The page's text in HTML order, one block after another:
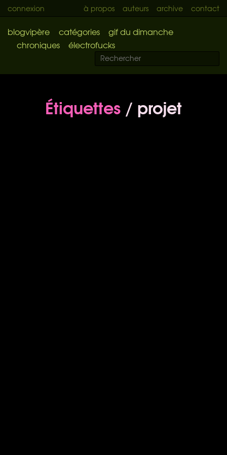
connexion à propos auteurs archive contact
blogvipère catégories
gif du dimanche
chroniques
électrofucks
Étiquettes / projet